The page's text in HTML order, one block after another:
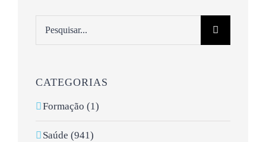
CATEGORIAS
Formação (1)
Saúde (941)